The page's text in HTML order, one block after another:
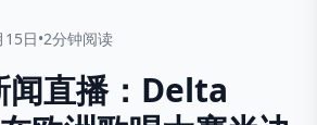
15日•2分钟阅读
闻直播：Delta